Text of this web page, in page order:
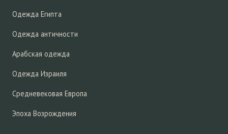
Одежда Египта
Одежда античности
Арабская одежда
Одежда Израиля
Средневековая Европа
Эпоха Возрождения